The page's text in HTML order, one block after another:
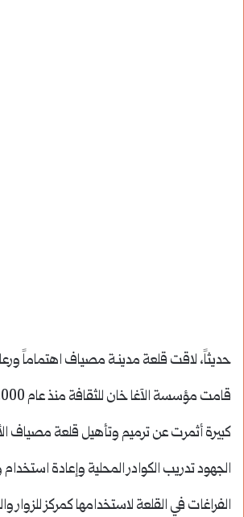
حديثاً، لاقت قلعة مدينـة مصياف اهتماماً
كبيرة أثمرت عن ترميم وتأهيل قلعة مصياف
الجهود تدريب الكوادر المحلية وإعادة
الفراغات في القلعة لاستخدامها كمركز للزوار